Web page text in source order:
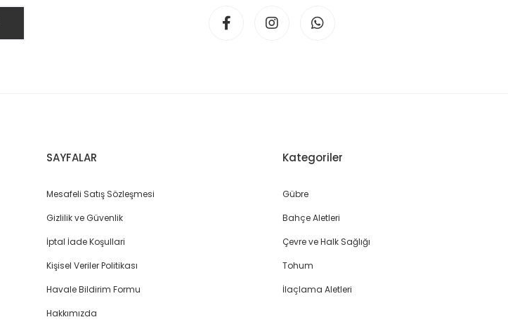
SAYFALAR
Mesafeli Satış Sözleşmesi
Gizlilik ve Güvenlik
İptal İade Koşullari
Kişisel Veriler Politikası
Havale Bildirim Formu
Hakkımızda
Kategoriler
Gübre
Bahçe Aletleri
Çevre ve Halk Sağlığı
Tohum
İlaçlama Aletleri